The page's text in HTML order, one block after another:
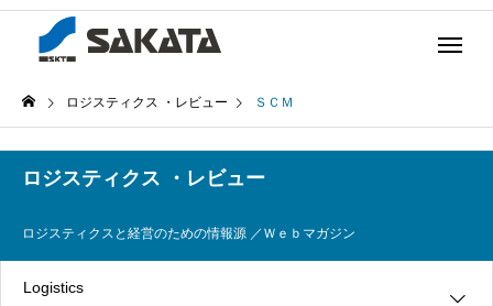
ロジスティクス ・レビュー ＳＣＭ
ロジスティクス ・レビュー
ロジスティクスと経営のための情報源 ／Ｗｅｂマガジン
Logistics